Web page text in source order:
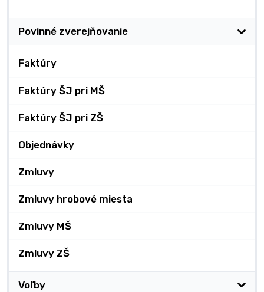
Povinné zverejňovanie
Faktúry
Faktúry ŠJ pri MŠ
Faktúry ŠJ pri ZŠ
Objednávky
Zmluvy
Zmluvy hrobové miesta
Zmluvy MŠ
Zmluvy ZŠ
Voľby